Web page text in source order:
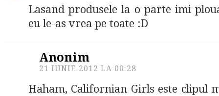
Lasand produsele la o parte imi
eu le-as vrea pe toate :D
Anonim
21 IUNIE 2012 LA 00:28
Haham, Californian Girls este clipul